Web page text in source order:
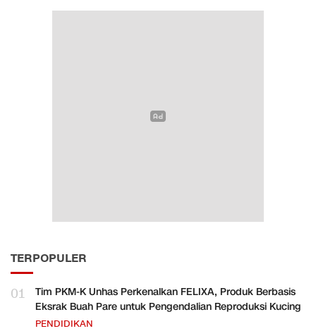
TERPOPULER
01
Tim PKM-K Unhas Perkenalkan FELIXA, Produk Berbasis
Eksrak Buah Pare untuk Pengendalian Reproduksi Kucing
PENDIDIKAN